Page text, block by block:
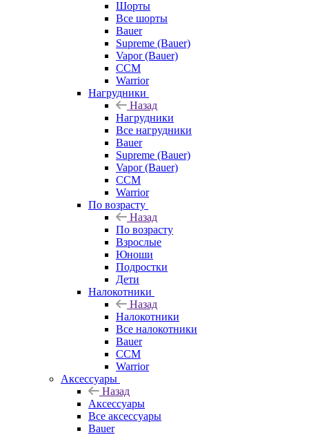
Шорты
Все шорты
Bauer
Supreme (Bauer)
Vapor (Bauer)
CCM
Warrior
Нагрудники
Назад
Нагрудники
Все нагрудники
Bauer
Supreme (Bauer)
Vapor (Bauer)
CCM
Warrior
По возрасту
Назад
По возрасту
Взрослые
Юноши
Подростки
Дети
Налокотники
Назад
Налокотники
Все налокотники
Bauer
CCM
Warrior
Аксессуары
Назад
Аксессуары
Все аксессуары
Bauer